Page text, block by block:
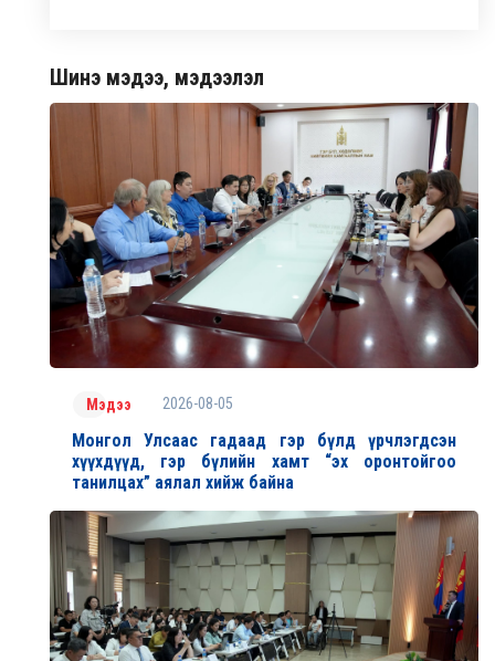
Шинэ мэдээ, мэдээлэл
Мэдээ 2026-08-05
Монгол Улсаас гадаад гэр бүлд үрчлэгдсэн
хүүхдүүд, гэр бүлийн хамт “эх оронтойгоо
танилцах” аялал хийж байна